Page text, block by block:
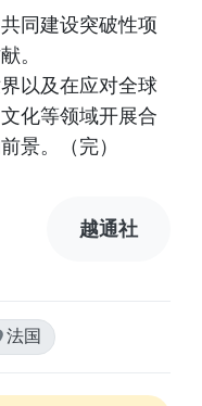
同建设突破性项
。
以及在应对全球
化等领域开展合
景。（完）
越通社
法国